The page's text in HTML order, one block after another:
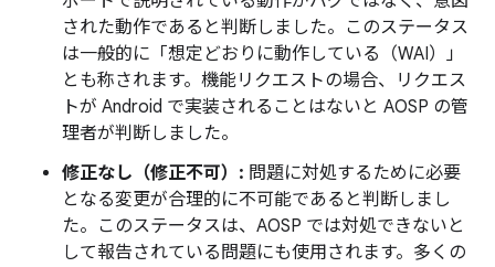
された動作であると判断しました。このステータス
は一般的に「想定どおりに動作している（WAI）」
とも称されます。機能リクエストの場合、リクエス
トが Android で実装されることはないと AOSP の管
理者が判断しました。
修正なし（修正不可）: 問題に対処するために必要
となる変更が合理的に不可能であると判断しまし
た。このステータスは、AOSP では対処できないと
して報告されている問題にも使用されます。多くの